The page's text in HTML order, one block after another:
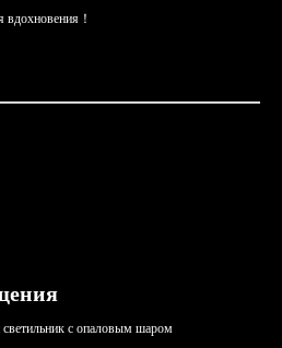
вдохновения！
с опаловым шаром